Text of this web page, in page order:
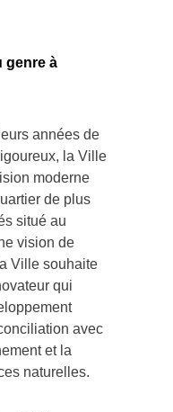
la Ville
moderne
de plus
situé au
vision de
Ville souhaite
qui
avec
et la
naturelles.